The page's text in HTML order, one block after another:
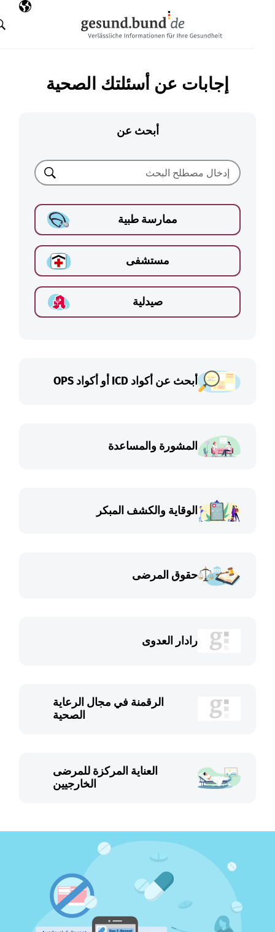
اللغة
البحث
إجابات عن أسئلتك الصحية
أبحث عن
ممارسة طبية
مستشفى
صيدلية
أبحث عن أكواد ICD أو أكواد OPS
المشورة والمساعدة
الوقاية والكشف المبكر
حقوق المرضى
رادار العدوى
الرقمنة في مجال الرعاية
الصحية
العناية المركزة للمرضى
الخارجيين